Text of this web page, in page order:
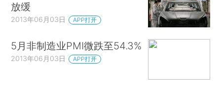
放缓
2013年06月03日 APP打开
5月非制造业PMI微跌至54.3%
2013年06月03日 APP打开